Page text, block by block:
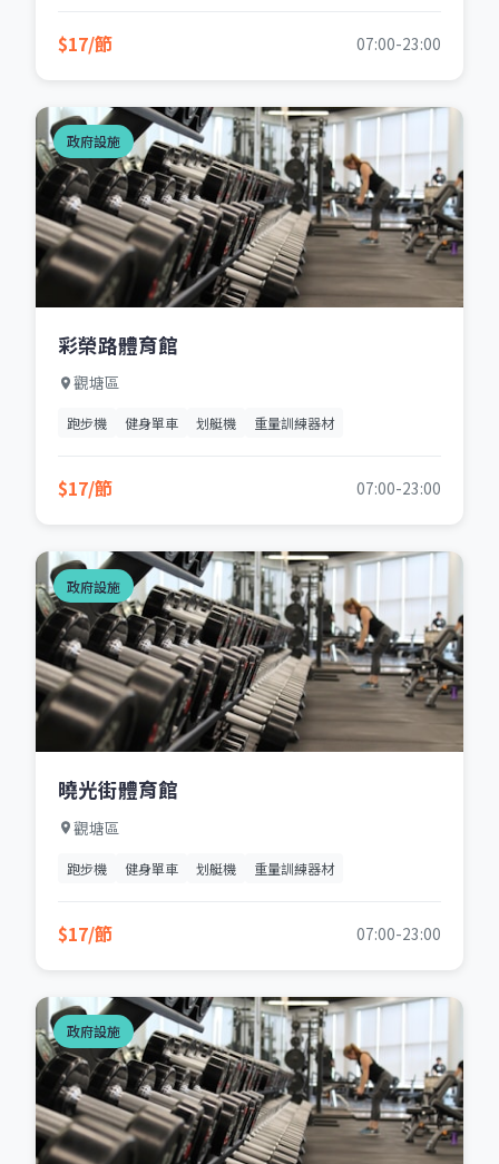
$17/節 07:00-23:00
政府設施
彩榮路體育館
觀塘區
跑步機 健身單車 划艇機 重量訓練器材
$17/節 07:00-23:00
政府設施
曉光街體育館
觀塘區
跑步機 健身單車 划艇機 重量訓練器材
$17/節 07:00-23:00
政府設施